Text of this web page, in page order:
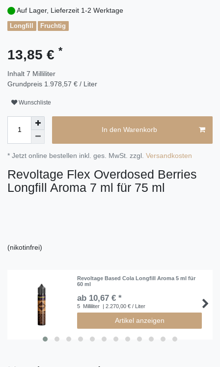
Auf Lager, Lieferzeit 1-2 Werktage
Longfill Fruchtig
13,85 € *
Inhalt 7 Milliliter
Grundpreis 1.978,57 € / Liter
Wunschliste
In den Warenkorb
* Jetzt online bestellen inkl. ges. MwSt. zzgl. Versandkosten
Revoltage Flex Overdosed Berries
Longfill Aroma 7 ml für 75 ml
(nikotinfrei)
Revoltage Based Cola Longfill Aroma 5 ml für
60 ml
ab 10,67 € *
5 Milliliter | 2.270,00 € / Liter
Artikel anzeigen